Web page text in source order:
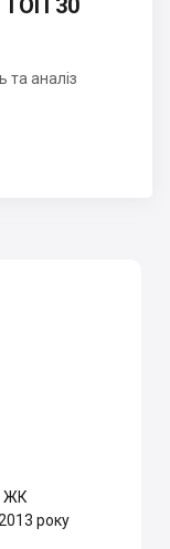
ТОП 30
аналіз
ЖК
року